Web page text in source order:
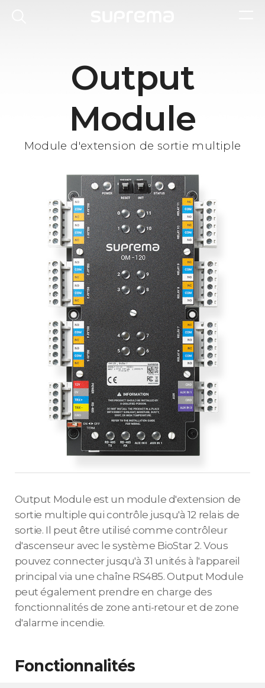
Output
Module
Module d'extension de sortie multiple
Output Module est un module d'extension de
sortie multiple qui contrôle jusqu'à 12 relais de
sortie. Il peut être utilisé comme contrôleur
d'ascenseur avec le système BioStar 2. Vous
pouvez connecter jusqu'à 31 unités à l'appareil
principal via une chaîne RS485. Output Module
peut également prendre en charge des
fonctionnalités de zone anti-retour et de zone
d'alarme incendie.
Fonctionnalités